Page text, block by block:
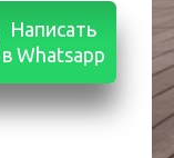
Написать
в Whatsapp